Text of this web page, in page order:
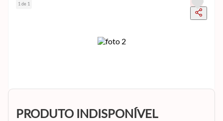
1 de 1
PRODUTO INDISPONÍVEL